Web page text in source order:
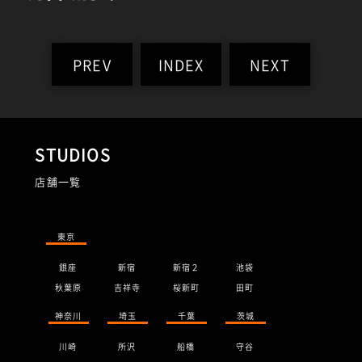
PREV INDEX NEXT
STUDIOS
店舗一覧
東京
銀座 新宿 新宿２
池袋
秋葉原
吉祥寺 桜新町 田町
神奈川 埼玉 千葉 茨城
川崎 所沢 船橋
守谷